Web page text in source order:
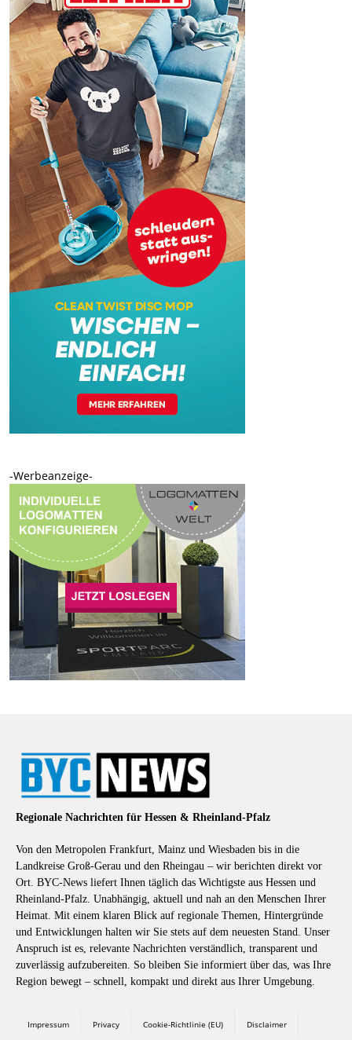
-Werbeanzeige-
Regionale Nachrichten für Hessen & Rheinland-Pfalz
Von den Metropolen Frankfurt, Mainz und Wiesbaden bis in die
Landkreise Groß-Gerau und den Rheingau – wir berichten direkt vor
Ort. BYC-News liefert Ihnen täglich das Wichtigste aus Hessen und
Rheinland-Pfalz. Unabhängig, aktuell und nah an den Menschen Ihrer
Heimat. Mit einem klaren Blick auf regionale Themen, Hintergründe
und Entwicklungen halten wir Sie stets auf dem neuesten Stand. Unser
Anspruch ist es, relevante Nachrichten verständlich, transparent und
zuverlässig aufzubereiten. So bleiben Sie informiert über das, was Ihre
Region bewegt – schnell, kompakt und direkt aus Ihrer Umgebung.
Impressum Privacy Cookie-Richtlinie (EU) Disclaimer